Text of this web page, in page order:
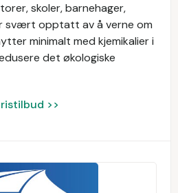
skoler, barnehager,
svært opptatt av å verne om
minimalt med kjemikalier i
det økologiske
>>